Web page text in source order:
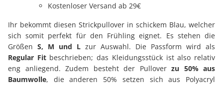
Kostenloser Versand ab 29€
Ihr bekommt diesen Strickpullover in schickem Blau, welcher
sich somit perfekt für den Frühling eignet. Es stehen die
Größen S, M und L zur Auswahl. Die Passform wird als
Regular Fitbeschrieben; das Kleidungsstück ist also relativ
eng anliegend. Zudem besteht der Pullover zu 50% aus
Baumwolle, die anderen 50% setzen sich aus Polyacryl